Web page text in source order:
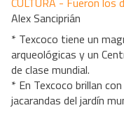
Alex Sanciprián
* Texcoco tiene un
arqueológicas y un
de clase mundial.
* En Texcoco brillan
jacarandas del jardín